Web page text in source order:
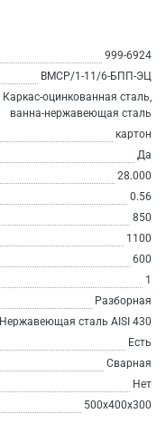
999-6924
ВМСР/1-11/6-БПП-ЭЦ
Каркас-оцинкованная сталь,
ванна-нержавеющая сталь
картон
Да
28.000
0.56
850
1100
600
1
Разборная
Нержавеющая сталь AISI 430
Есть
Сварная
Нет
500x400x300